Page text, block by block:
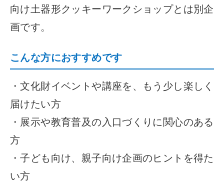
向け土器形クッキーワークショップとは別企
画です。
こんな方におすすめです
・文化財イベントや講座を、もう少し楽しく
届けたい方
・展示や教育普及の入口づくりに関心のある
方
・子ども向け、親子向け企画のヒントを得た
い方